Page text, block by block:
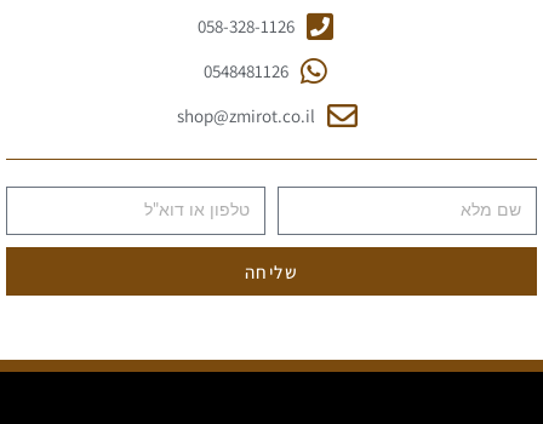
058-328-1126
0548481126
shop@zmirot.co.il
שליחה